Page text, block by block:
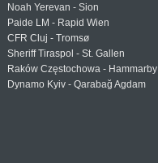
Noah Yerevan - Sion
Paide LM - Rapid Wien
CFR Cluj - Tromsø
Sheriff Tiraspol - St. Gallen
Raków Częstochowa - Hammarby
Dynamo Kyiv - Qarabağ Agdam